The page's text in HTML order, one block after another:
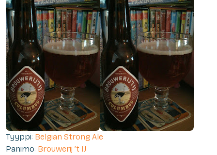
Tyyppi: Belgian Strong Ale
Panimo: Brouwerij ’t IJ